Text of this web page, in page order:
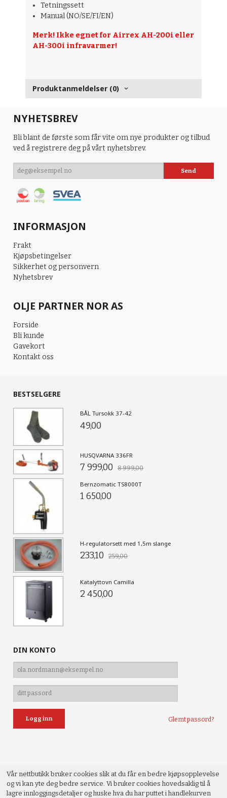
Tetningssett
Manual (NO/SE/FI/EN)
Merk! Ikke egnet for Airrex AH-200i eller
AH-300i infravarmer!
Produktanmeldelser (0)
NYHETSBREV
Bli blant de første som får vite om nye produkter og tilbud
ved å registrere deg på vårt nyhetsbrev.
INFORMASJON
Frakt
Kjøpsbetingelser
Sikkerhet og personvern
Nyhetsbrev
OLJE PARTNER NOR AS
Forside
Bli kunde
Gavekort
Kontakt oss
BESTSELGERE
BÅL Tursokk 37-42
49,00
HUSQVARNA 336FR
7 999,00 8 999,00
Bernzomatic TS8000T
1 650,00
H-regulatorsett med 1,5m slange
233,10 259,00
Katalyttovn Camilla
2 450,00
DIN KONTO
Glemt passord?
Vår nettbutikk bruker cookies slik at du får en bedre kjøpsopplevelse
og vi kan yte deg bedre service. Vi bruker cookies hovedsaklig til å
lagre innloggingsdetaljer og huske hva du har puttet i handlekurven